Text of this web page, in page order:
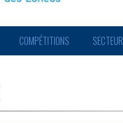
COMPÉTITIONS